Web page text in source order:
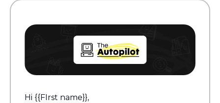
Hi {{FIrst name}},